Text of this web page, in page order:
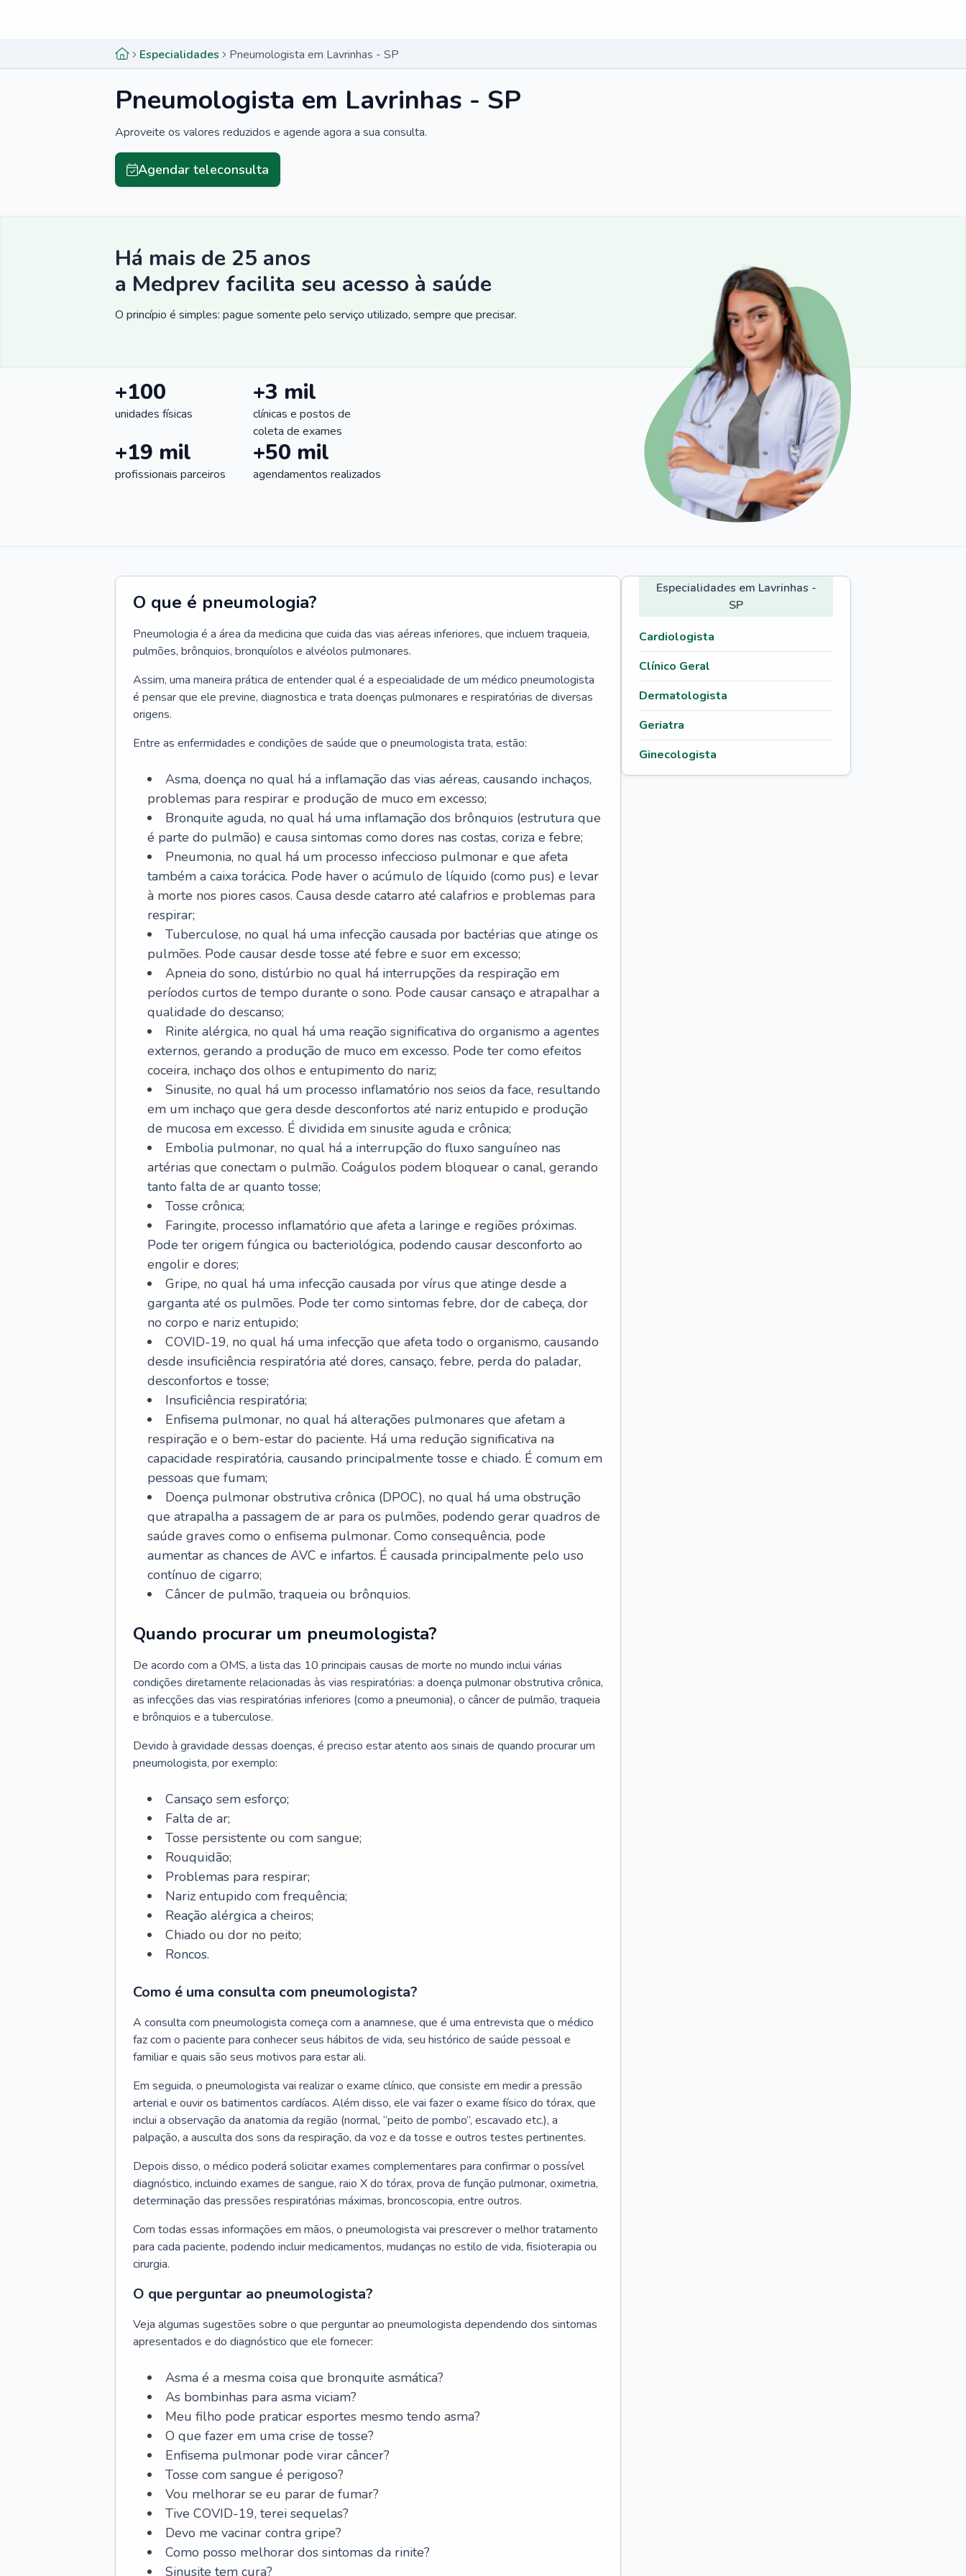
Especialidades Pneumologista em Lavrinhas - SP
Pneumologista em Lavrinhas - SP
Aproveite os valores reduzidos e agende agora a sua consulta.
Agendar teleconsulta
Há mais de 25 anos
a Medprev facilita seu acesso à saúde
O princípio é simples: pague somente pelo serviço utilizado, sempre que precisar.
+100
unidades físicas
+3 mil
clínicas e postos de
coleta de exames
+19 mil
profissionais parceiros
+50 mil
agendamentos realizados
O que é pneumologia?
Pneumologia é a área da medicina que cuida das vias aéreas inferiores, que incluem traqueia,
pulmões, brônquios, bronquíolos e alvéolos pulmonares.
Assim, uma maneira prática de entender qual é a especialidade de um médico pneumologista
é pensar que ele previne, diagnostica e trata doenças pulmonares e respiratórias de diversas
origens.
Entre as enfermidades e condições de saúde que o pneumologista trata, estão:
Asma, doença no qual há a inflamação das vias aéreas, causando inchaços,
problemas para respirar e produção de muco em excesso;
Bronquite aguda, no qual há uma inflamação dos brônquios (estrutura que
é parte do pulmão) e causa sintomas como dores nas costas, coriza e febre;
Pneumonia, no qual há um processo infeccioso pulmonar e que afeta
também a caixa torácica. Pode haver o acúmulo de líquido (como pus) e levar
à morte nos piores casos. Causa desde catarro até calafrios e problemas para
respirar;
Tuberculose, no qual há uma infecção causada por bactérias que atinge os
pulmões. Pode causar desde tosse até febre e suor em excesso;
Apneia do sono, distúrbio no qual há interrupções da respiração em
períodos curtos de tempo durante o sono. Pode causar cansaço e atrapalhar a
qualidade do descanso;
Rinite alérgica, no qual há uma reação significativa do organismo a agentes
externos, gerando a produção de muco em excesso. Pode ter como efeitos
coceira, inchaço dos olhos e entupimento do nariz;
Sinusite, no qual há um processo inflamatório nos seios da face, resultando
em um inchaço que gera desde desconfortos até nariz entupido e produção
de mucosa em excesso. É dividida em sinusite aguda e crônica;
Embolia pulmonar, no qual há a interrupção do fluxo sanguíneo nas
artérias que conectam o pulmão. Coágulos podem bloquear o canal, gerando
tanto falta de ar quanto tosse;
Tosse crônica;
Faringite, processo inflamatório que afeta a laringe e regiões próximas.
Pode ter origem fúngica ou bacteriológica, podendo causar desconforto ao
engolir e dores;
Gripe, no qual há uma infecção causada por vírus que atinge desde a
garganta até os pulmões. Pode ter como sintomas febre, dor de cabeça, dor
no corpo e nariz entupido;
COVID-19, no qual há uma infecção que afeta todo o organismo, causando
desde insuficiência respiratória até dores, cansaço, febre, perda do paladar,
desconfortos e tosse;
Insuficiência respiratória;
Enfisema pulmonar, no qual há alterações pulmonares que afetam a
respiração e o bem-estar do paciente. Há uma redução significativa na
capacidade respiratória, causando principalmente tosse e chiado. É comum em
pessoas que fumam;
Doença pulmonar obstrutiva crônica (DPOC), no qual há uma obstrução
que atrapalha a passagem de ar para os pulmões, podendo gerar quadros de
saúde graves como o enfisema pulmonar. Como consequência, pode
aumentar as chances de AVC e infartos. É causada principalmente pelo uso
contínuo de cigarro;
Câncer de pulmão, traqueia ou brônquios.
Quando procurar um pneumologista?
De acordo com a OMS, a lista das 10 principais causas de morte no mundo inclui várias
condições diretamente relacionadas às vias respiratórias: a doença pulmonar obstrutiva crônica,
as infecções das vias respiratórias inferiores (como a pneumonia), o câncer de pulmão, traqueia
e brônquios e a tuberculose.
Devido à gravidade dessas doenças, é preciso estar atento aos sinais de quando procurar um
pneumologista, por exemplo:
Cansaço sem esforço;
Falta de ar;
Tosse persistente ou com sangue;
Rouquidão;
Problemas para respirar;
Nariz entupido com frequência;
Reação alérgica a cheiros;
Chiado ou dor no peito;
Roncos.
Como é uma consulta com pneumologista?
A consulta com pneumologista começa com a anamnese, que é uma entrevista que o médico
faz com o paciente para conhecer seus hábitos de vida, seu histórico de saúde pessoal e
familiar e quais são seus motivos para estar ali.
Em seguida, o pneumologista vai realizar o exame clínico, que consiste em medir a pressão
arterial e ouvir os batimentos cardíacos. Além disso, ele vai fazer o exame físico do tórax, que
inclui a observação da anatomia da região (normal, “peito de pombo”, escavado etc.), a
palpação, a ausculta dos sons da respiração, da voz e da tosse e outros testes pertinentes.
Depois disso, o médico poderá solicitar exames complementares para confirmar o possível
diagnóstico, incluindo exames de sangue, raio X do tórax, prova de função pulmonar, oximetria,
determinação das pressões respiratórias máximas, broncoscopia, entre outros.
Com todas essas informações em mãos, o pneumologista vai prescrever o melhor tratamento
para cada paciente, podendo incluir medicamentos, mudanças no estilo de vida, fisioterapia ou
cirurgia.
O que perguntar ao pneumologista?
Veja algumas sugestões sobre o que perguntar ao pneumologista dependendo dos sintomas
apresentados e do diagnóstico que ele fornecer:
Asma é a mesma coisa que bronquite asmática?
As bombinhas para asma viciam?
Meu filho pode praticar esportes mesmo tendo asma?
O que fazer em uma crise de tosse?
Enfisema pulmonar pode virar câncer?
Tosse com sangue é perigoso?
Vou melhorar se eu parar de fumar?
Tive COVID-19, terei sequelas?
Devo me vacinar contra gripe?
Como posso melhorar dos sintomas da rinite?
Sinusite tem cura?
Especialidades em Lavrinhas -
SP
Cardiologista
Clínico Geral
Dermatologista
Geriatra
Ginecologista